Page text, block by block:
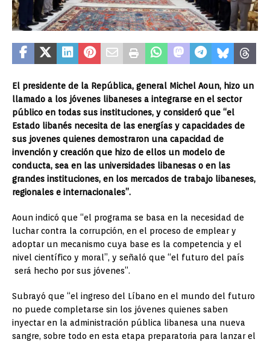
El presidente de la República, general Michel Aoun, hizo un
llamado a los jóvenes libaneses a integrarse en el sector
público en todas sus instituciones, y consideró que “el
Estado libanés necesita de las energías y capacidades de
sus jovenes quienes demostraron una capacidad de
invención y creación que hizo de ellos un modelo de
conducta, sea en las universidades libanesas o en las
grandes instituciones, en los mercados de trabajo libaneses,
regionales e internacionales”.
Aoun indicó que “el programa se basa en la necesidad de
luchar contra la corrupción, en el proceso de emplear y
adoptar un mecanismo cuya base es la competencia y el
nivel científico y moral”, y señaló que “el futuro del país
será hecho por sus jóvenes”.
Subrayó que “el ingreso del Líbano en el mundo del futuro
no puede completarse sin los jóvenes quienes saben
inyectar en la administración pública libanesa una nueva
sangre, sobre todo en esta etapa preparatoria para lanzar el